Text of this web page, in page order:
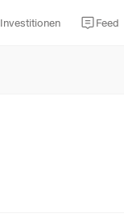
Investitionen Feed